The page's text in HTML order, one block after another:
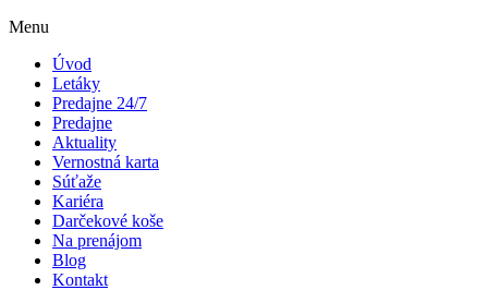
Menu
Úvod
Letáky
Predajne 24/7
Predajne
Aktuality
Vernostná karta
Súťaže
Kariéra
Darčekové koše
Na prenájom
Blog
Kontakt